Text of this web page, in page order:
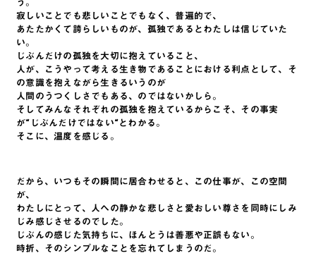
う。
寂しいことでも悲しいことでもなく、普遍的で、
あたたかくて誇らしいものが、孤独であるとわたしは信じていた
い。
じぶんだけの孤独を大切に抱えていること、
人が、こうやって考える生き物であることにおける利点として、そ
の意識を抱えながら生きるいうのが
人間のうつくしさでもある、のではないかしら。
そしてみんなそれぞれの孤独を抱えているからこそ、その事実
が“じぶんだけではない“とわかる。
そこに、温度を感じる。
だから、いつもその瞬間に居合わせると、この仕事が、この空間
が、
わたしにとって、人への静かな悲しさと愛おしい尊さを同時にしみ
じみ感じさせるのでした。
じぶんの感じた気持ちに、ほんとうは善悪や正誤もない。
時折、そのシンプルなことを忘れてしまうのだ。